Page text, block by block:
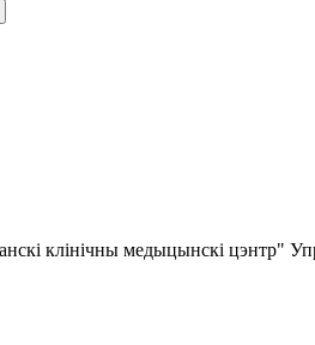
клінічны медыцынскі цэнтр"